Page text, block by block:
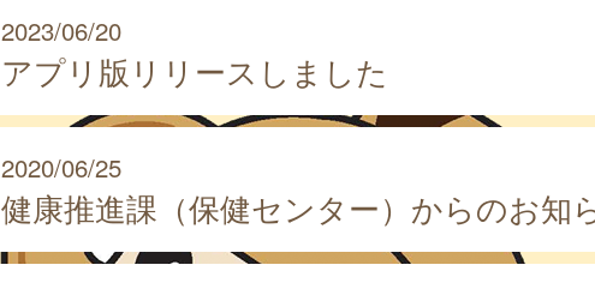
2023/06/20
アプリ版リリースしました
2020/06/25
健康推進課（保健センター）からのお知